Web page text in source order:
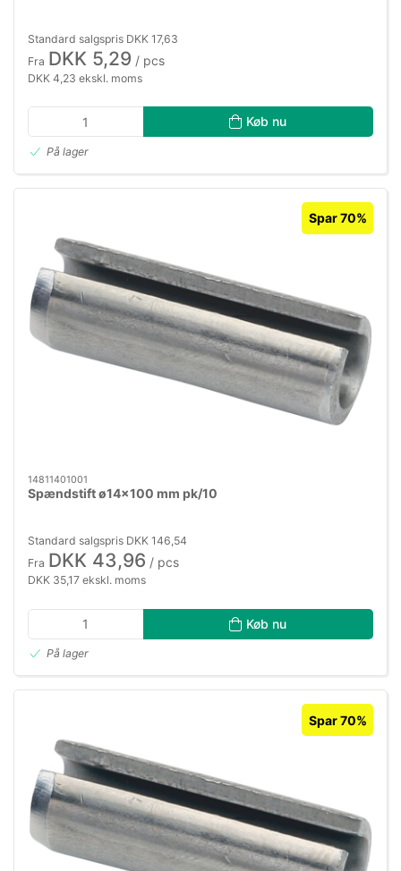
Standard salgspris DKK 17,63
Fra DKK 5,29 / pcs
DKK 4,23 ekskl. moms
Køb nu
På lager
Spar 70%
14811401001
Spændstift ø14×100 mm pk/10
Standard salgspris DKK 146,54
Fra DKK 43,96 / pcs
DKK 35,17 ekskl. moms
Køb nu
På lager
Spar 70%